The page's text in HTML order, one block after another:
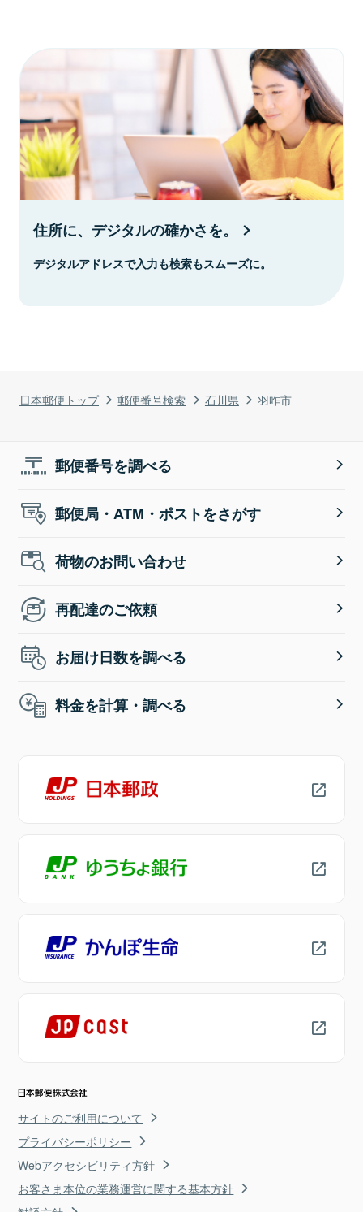
日本郵便トップ 郵便番号検索 石川県 羽咋市
住所に、デジタルの確かさを。
デジタルアドレスで入力も検索もスムーズに。
郵便番号を調べる
郵便局・ATM・ポストをさがす
荷物のお問い合わせ
再配達のご依頼
お届け日数を調べる
料金を計算・調べる
サイトのご利用について
プライバシーポリシー
Webアクセシビリティ方針
お客さま本位の業務運営に関する基本方針